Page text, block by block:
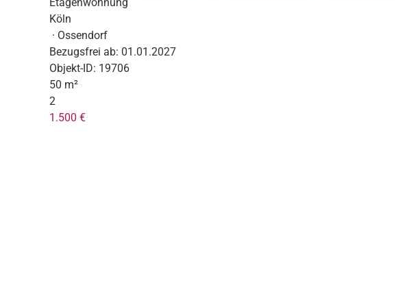
Köln
· Ossendorf
Bezugsfrei ab: 01.01.2027
Objekt-ID: 19706
50 m²
2
1.500 €